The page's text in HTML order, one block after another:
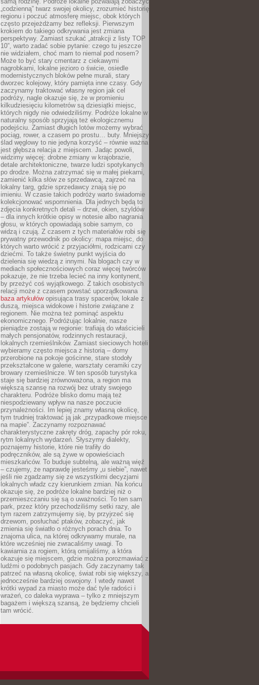
„codzienną” twarz swojej okolicy, zrozumieć historię
regionu i poczuć atmosferę miejsc, obok których
często przejeżdżamy bez refleksji. Pierwszym
krokiem do takiego odkrywania jest zmiana
perspektywy. Zamiast szukać „atrakcji z listy TOP
10”, warto zadać sobie pytanie: czego tu jeszcze
nie widziałem, choć mam to niemal pod nosem?
Może to być stary cmentarz z ciekawymi
nagrobkami, lokalne jezioro o świcie, osiedle
modernistycznych bloków pełne murali, stary
dworzec kolejowy, który pamięta inne czasy. Gdy
zaczynamy traktować własny region jak cel
podróży, nagle okazuje się, że w promieniu
kilkudziesięciu kilometrów są dziesiątki miejsc,
których nigdy nie odwiedziliśmy. Podróże lokalne w
naturalny sposób sprzyjają też ekologicznemu
podejściu. Zamiast długich lotów możemy wybrać
pociąg, rower, a czasem po prostu… buty. Mniejszy
ślad węglowy to nie jedyna korzyść – równie ważna
jest głębsza relacja z miejscem. Jadąc powoli,
widzimy więcej: drobne zmiany w krajobrazie,
detale architektoniczne, twarze ludzi spotykanych
po drodze. Można zatrzymać się w małej piekarni,
zamienić kilka słów ze sprzedawcą, zajrzeć na
lokalny targ, gdzie sprzedawcy znają się po
imieniu. W czasie takich podróży warto świadomie
kolekcjonować wspomnienia. Dla jednych będą to
zdjęcia konkretnych detali – drzwi, okien, szyldów
– dla innych krótkie opisy w notesie albo nagrania
głosu, w których opowiadają sobie samym, co
widzą i czują. Z czasem z tych materiałów robi się
prywatny przewodnik po okolicy: mapa miejsc, do
których warto wrócić z przyjaciółmi, rodzicami czy
dziećmi. To także świetny punkt wyjścia do
dzielenia się wiedzą z innymi. Na blogach czy w
mediach społecznościowych coraz więcej twórców
pokazuje, że nie trzeba lecieć na inny kontynent,
by przeżyć coś wyjątkowego. Z takich osobistych
relacji może z czasem powstać uporządkowana
baza artykułówopisująca trasy spacerów, lokale z
duszą, miejsca widokowe i historie związane z
regionem. Nie można też pominąć aspektu
ekonomicznego. Podróżując lokalnie, nasze
pieniądze zostają w regionie: trafiają do właścicieli
małych pensjonatów, rodzinnych restauracji,
lokalnych rzemieślników. Zamiast sieciowych hoteli
wybieramy często miejsca z historią – domy
przerobione na pokoje gościnne, stare stodoły
przekształcone w galerie, warsztaty ceramiki czy
browary rzemieślnicze. W ten sposób turystyka
staje się bardziej zrównoważona, a region ma
większą szansę na rozwój bez utraty swojego
charakteru. Podróże blisko domu mają też
niespodziewany wpływ na nasze poczucie
przynależności. Im lepiej znamy własną okolicę,
tym trudniej traktować ją jak „przypadkowe miejsce
na mapie”. Zaczynamy rozpoznawać
charakterystyczne zakręty dróg, zapachy pór roku,
rytm lokalnych wydarzeń. Słyszymy dialekty,
poznajemy historie, które nie trafiły do
podręczników, ale są żywe w opowieściach
mieszkańców. To buduje subtelną, ale ważną więź
– czujemy, że naprawdę jesteśmy „u siebie”, nawet
jeśli nie zgadzamy się ze wszystkimi decyzjami
lokalnych władz czy kierunkiem zmian. Na końcu
okazuje się, że podróże lokalne bardziej niż o
przemieszczaniu się są o uważności. To ten sam
park, przez który przechodziliśmy setki razy, ale
tym razem zatrzymujemy się, by przyjrzeć się
drzewom, posłuchać ptaków, zobaczyć, jak
zmienia się światło o różnych porach dnia. To
znajoma ulica, na której odkrywamy murale, na
które wcześniej nie zwracaliśmy uwagi. To
kawiarnia za rogiem, którą omijaliśmy, a która
okazuje się miejscem, gdzie można porozmawiać z
ludźmi o podobnych pasjach. Gdy zaczynamy tak
patrzeć na własną okolicę, świat robi się większy, a
jednocześnie bardziej oswojony. I wtedy nawet
krótki wypad za miasto może dać tyle radości i
wrażeń, co daleka wyprawa – tylko z mniejszym
bagażem i większą szansą, że będziemy chcieli
tam wrócić.